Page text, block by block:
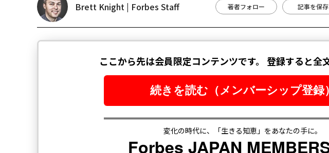
Brett Knight | Forbes Staff 著者フォロー 記事を保存